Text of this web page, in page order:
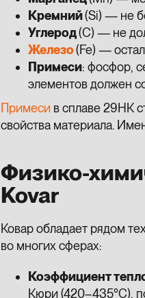
Кремний(Si) — не
Углерод(C) — не
Железо(Fe) —
Примеси: фосфор,
элементов должен
Примесив сплаве 29НК
свойства материала.
Физико-
Kovar
Ковар обладает рядом
во многих сферах:
Коэффициент
Кюри (420–435°C),